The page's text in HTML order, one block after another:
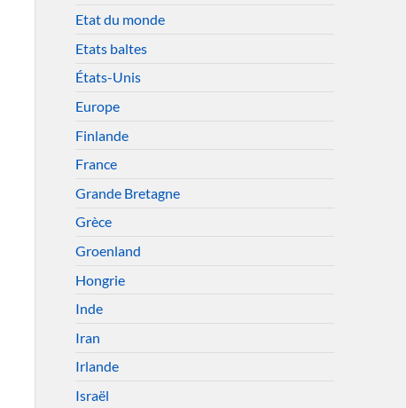
Etat du monde
Etats baltes
États-Unis
Europe
Finlande
France
Grande Bretagne
Grèce
Groenland
Hongrie
Inde
Iran
Irlande
Israël